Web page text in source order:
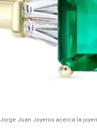
Jorge Juan Joyeros acerca la